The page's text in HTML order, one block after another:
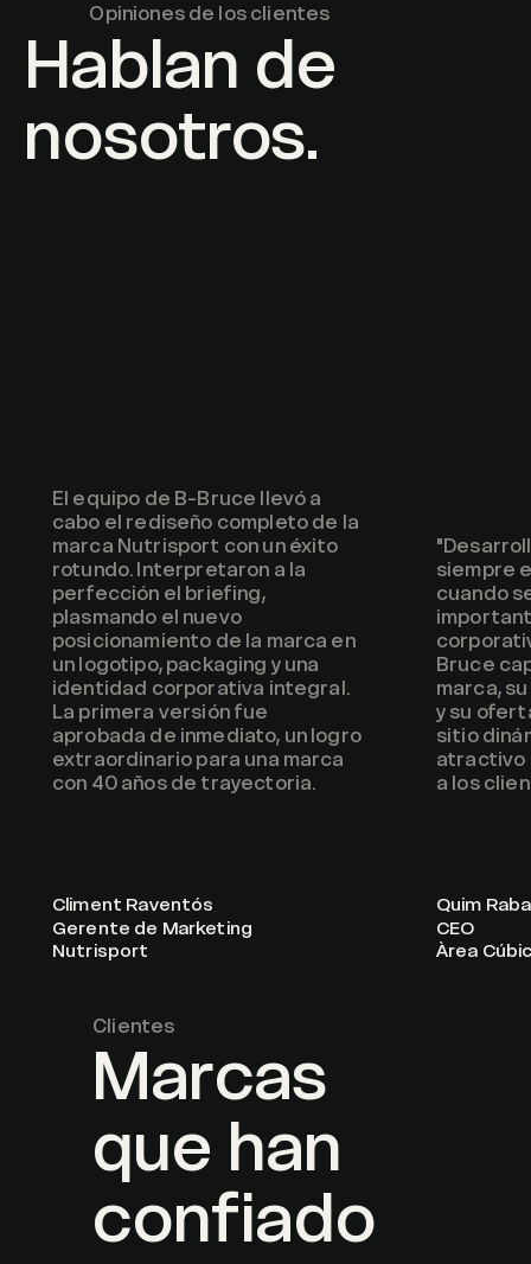
Opiniones de los clientes
Hablan de
nosotros.
El equipo de B-Bruce llevó a
cabo el rediseño completo de la
marca Nutrisport con un éxito
rotundo. Interpretaron a la
perfección el briefing,
plasmando el nuevo
posicionamiento de la marca en
un logotipo, packaging y una
identidad corporativa integral.
La primera versión fue
aprobada de inmediato, un logro
extraordinario para una marca
con 40 años de trayectoria.
Climent Raventós
Gerente de Marketing
Nutrisport
siempre
cuando
Bruce
marca,
y su
sitio
atractivo
a los
Quim
CEO
Àrea
Clientes
Marcas
que han
confiado